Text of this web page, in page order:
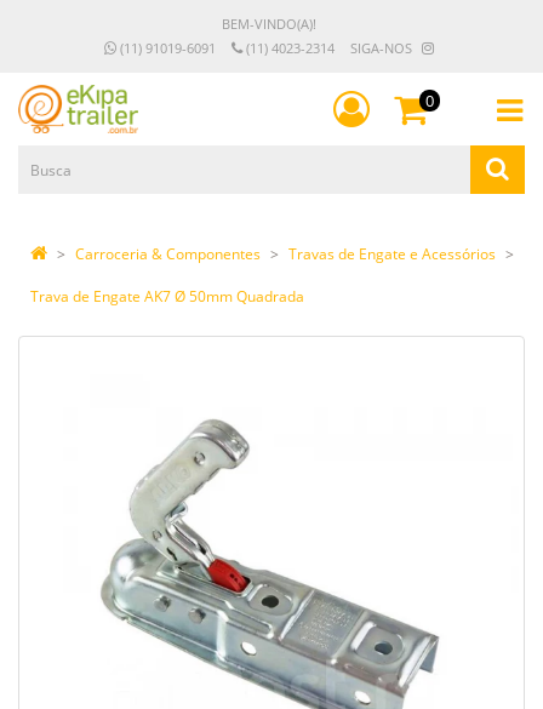
BEM-VINDO(A)!
(11) 91019-6091
(11) 4023-2314 SIGA-NOS
0
Carroceria & Componentes Travas de Engate e Acessórios
Trava de Engate AK7 Ø 50mm Quadrada